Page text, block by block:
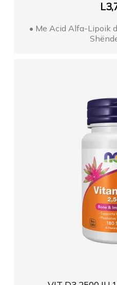
L
• Me Acid Alfa-Lipoik